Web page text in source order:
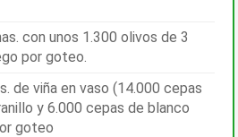
con unos 1.300 olivos de 3
por goteo.
de viña en vaso (14.000 cepas
y 6.000 cepas de blanco
goteo